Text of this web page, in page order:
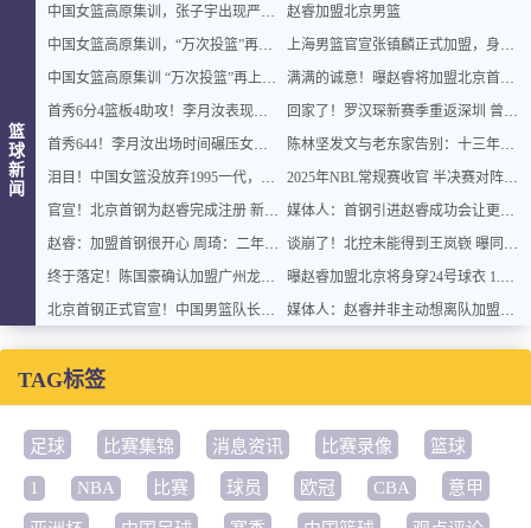
篮
球
新
闻
中国女篮高原集训，张子宇出现严重高反，目前情况如何？
中国女篮高原集训，“万次投篮”再上难度
中国女篮高原集训 “万次投篮”再上难度
首秀6分4篮板4助攻！李月汝表现稳定，遗憾无缘开门红
首秀644！李月汝出场时间碾压女版文班，或在西雅图打出生涯年
泪目！中国女篮没放弃1995一代，领队发声：明年看状态是否招入队
官宣！北京首钢为赵睿完成注册 新疆男篮送祝福
赵睿：加盟首钢很开心 周琦：二年级生欢迎一年级生
终于落定！陈国豪确认加盟广州龙狮，赵睿、张镇麟转会大戏结局出炉
北京首钢正式官宣！中国男篮队长赵睿加盟！CBA总冠军势在必得？
赵睿加盟北京男篮
上海男篮官宣张镇麟正式加盟，身披77号战袍，去年同日郭艾伦离开辽篮
满满的诚意！曝赵睿将加盟北京首钢 改签3年C类合同
回家了！罗汉琛新赛季重返深圳 曾在这开启生涯
陈林坚发文与老东家告别：十三年一梦，终有一别
2025年NBL常规赛收官 半决赛对阵及赛程出炉
媒体人：首钢引进赵睿成功会让更多球星去大城市抱团
谈崩了！北控未能得到王岚嵚 曝同曦要价4000万
曝赵睿加盟北京将身穿24号球衣 1.6亿转会费太夸张
媒体人：赵睿并非主动想离队加盟北京 新疆得到满意回报
TAG标签
足球 比赛集锦 消息资讯 比赛录像 篮球
1 NBA 比赛 球员 欧冠 CBA 意甲